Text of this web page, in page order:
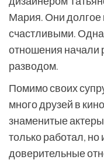
Мария. Они долгое
счастливыми.
отношения начали
разводом.
Помимо своих
много друзей в
знаменитые
только работал,
доверительные